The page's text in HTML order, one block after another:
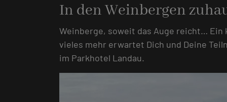
In den Weinbergen
Weinberge, soweit das Auge reicht… Ein
vieles mehr erwartet Dich und Deine
im Parkhotel Landau.